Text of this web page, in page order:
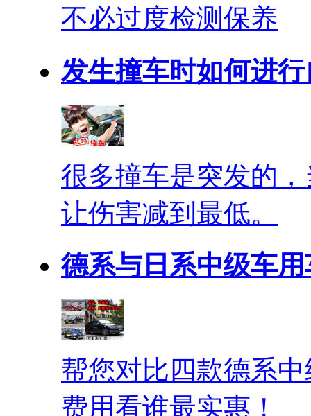
不必过度检测保养
发生撞车时如何进
很多撞车是突发的
让伤害减到最低。
德系与日系中级车
帮您对比四款德系
费用看谁最实惠！